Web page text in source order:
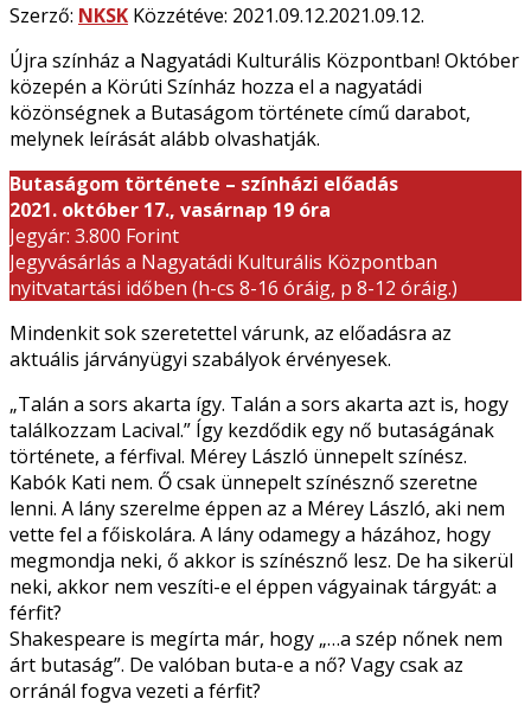
Szerző: NKSK Közzétéve: 2021.09.12.2021.09.12.
Újra színház a Nagyatádi Kulturális Központban! Október
közepén a Körúti Színház hozza el a nagyatádi
közönségnek a Butaságom története című darabot,
melynek leírását alább olvashatják.
Butaságom története – színházi előadás
2021. október 17., vasárnap 19 óra
Jegyár: 3.800 Forint
Jegyvásárlás a Nagyatádi Kulturális Központban
nyitvatartási időben (h-cs 8-16 óráig, p 8-12 óráig.)
Mindenkit sok szeretettel várunk, az előadásra az
aktuális járványügyi szabályok érvényesek.
„Talán a sors akarta így. Talán a sors akarta azt is, hogy
találkozzam Lacival.” Így kezdődik egy nő butaságának
története, a férfival. Mérey László ünnepelt színész.
Kabók Kati nem. Ő csak ünnepelt színésznő szeretne
lenni. A lány szerelme éppen az a Mérey László, aki nem
vette fel a főiskolára. A lány odamegy a házához, hogy
megmondja neki, ő akkor is színésznő lesz. De ha sikerül
neki, akkor nem veszíti-e el éppen vágyainak tárgyát: a
férfit?
Shakespeare is megírta már, hogy „…a szép nőnek nem
árt butaság”. De valóban buta-e a nő? Vagy csak az
orránál fogva vezeti a férfit?